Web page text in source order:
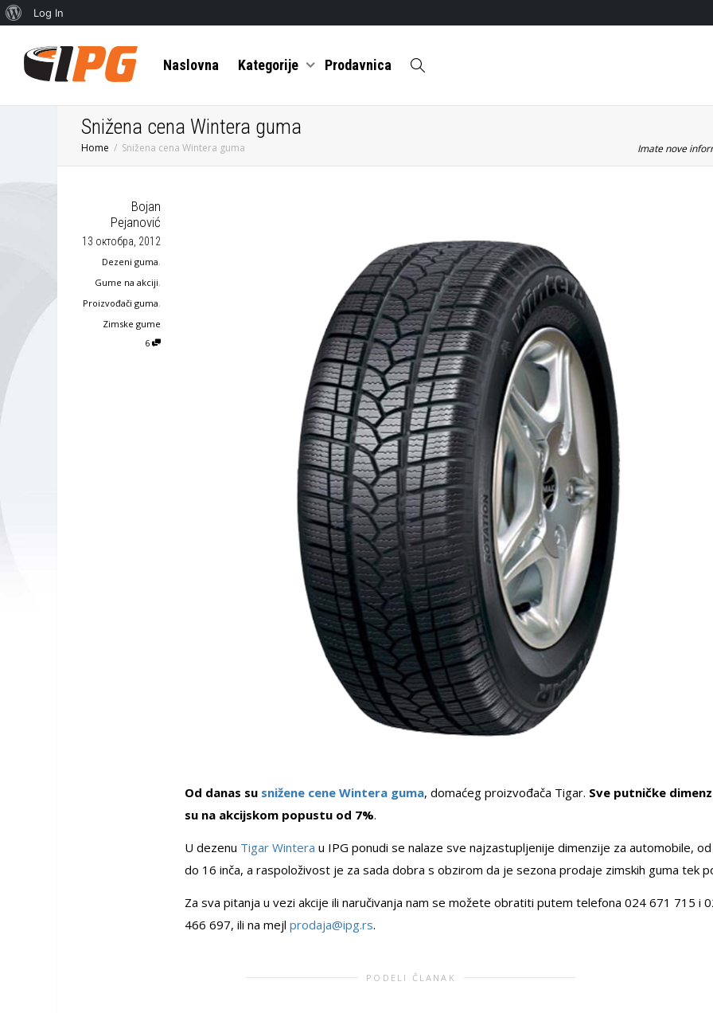
Log In
Naslovna Kategorije Prodavnica
Snižena cena Wintera guma
Home Snižena cena Wintera guma Imate nove
Bojan
Pejanović
13 октобра, 2012
Dezeni guma,
Gume na akciji,
Proizvođači guma,
Zimske gume
6
Od danas su snižene cene Wintera guma, domaćeg proizvođača Tigar. Sve putničke
su na akcijskom popustu od 7%.
U dezenu Tigar Wintera u IPG ponudi se nalaze sve najzastupljenije dimenzije za automobile,
do 16 inča, a raspoloživost je za sada dobra s obzirom da je sezona prodaje zimskih guma tek
Za sva pitanja u vezi akcije ili naručivanja nam se možete obratiti putem telefona 024 671 715 i
466 697, ili na mejl prodaja@ipg.rs.
PODELI ČLANAK